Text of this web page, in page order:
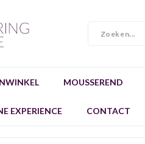
MOUSSEREND
EXPERIENCE CONTACT